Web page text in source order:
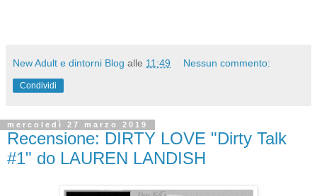
New Adult e dintorni Blog alle 11:49 Nessun commento:
Condividi
mercoledì 27 marzo 2019
Recensione: DIRTY LOVE "Dirty Talk
#1" do LAUREN LANDISH